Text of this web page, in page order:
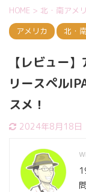
HOME > 北・南アメ
アメリカ
北・
【レビュー
リースペル
スメ！
2024年8月18日